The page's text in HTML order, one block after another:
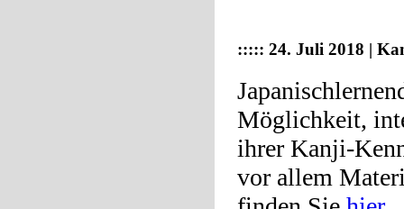
::::: 24. Juli 2018 |
Möglichkeit,
ihrer Kanji-
vor allem